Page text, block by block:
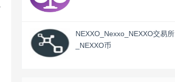
NEXXO_Nexxo_NEXXO交易所
_NEXXO币